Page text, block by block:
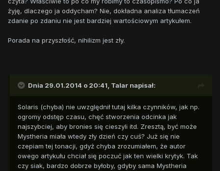
żyję, dlaczego ja oddycham? Nie, dokładna analiza tłumaczeń
zdanie po zdaniu nie jest bardziej wartościowym artykułem.
Porada na przyszłość, nihilizm jest zły.
Dnia 29.01.2014 o 20:41, Talar napisał:
Solaris (chyba) nie uwzględnił tutaj kilka czynników, jak np.
ogromy odstęp czasu, chęć stworzenia odcinka jak
najszybciej, aby bronies się cieszyli itd. Zresztą, być może
Mystheria miała wtedy zły dzień czy cuś? Już się nie
czepiam tej tonacji, gdyż chyba zrozumiałem, że autor
owego artykułu chciał się poczuć jak ten wielki krytyk. Tak
czy siak, bardzo dobrze byłoby, gdyby sama Mystheria